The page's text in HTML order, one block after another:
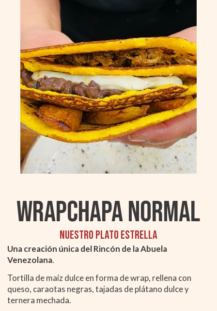
Wrapchapa NORMAL
Nuestro plato estrella
Una creación única del Rincón de la Abuela
Venezolana.
Tortilla de maíz dulce en forma de wrap, rellena con
queso, caraotas negras, tajadas de plátano dulce y
ternera mechada.